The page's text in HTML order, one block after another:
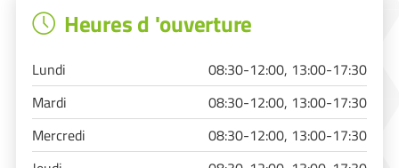
Heures d 'ouverture
Lundi
08:30-12:00, 13:00-17:30
Mardi
08:30-12:00, 13:00-17:30
Mercredi
08:30-12:00, 13:00-17:30